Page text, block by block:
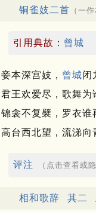
铜雀妓二首 （一
引用典故： 曾城
妾本深宫妓， 曾城闭
君王欢爱尽，歌舞为
锦衾不复襞，罗衣谁
高台西北望，流涕向
评注 （点击查看或
相和歌辞 其二